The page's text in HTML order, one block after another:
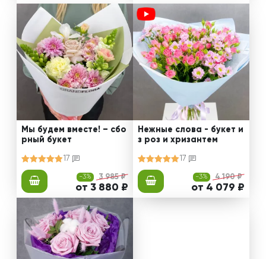
Мы будем вместе! – сбо
рный букет
17
-3% 3 985 ₽
от 3 880 ₽
Нежные слова - букет и
з роз и хризантем
17
-3% 4 190 ₽
от 4 079 ₽